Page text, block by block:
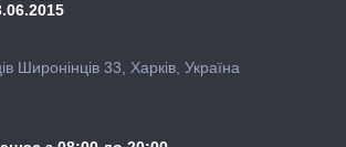
Широнінців 33, Харків, Україна